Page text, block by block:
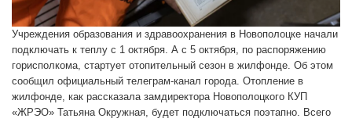
Учреждения образования и здравоохранения в Новополоцке начали
подключать к теплу с 1 октября. А с 5 октября, по распоряжению
горисполкома, стартует отопительный сезон в жилфонде. Об этом
сообщил официальный телеграм-канал города. Отопление в
жилфонде, как рассказала замдиректора Новополоцкого КУП
«ЖРЭО» Татьяна Окружная, будет подключаться поэтапно. Всего